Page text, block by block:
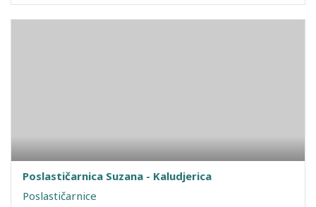
Poslastičarnica Suzana - Kaludjerica
Poslastičarnice